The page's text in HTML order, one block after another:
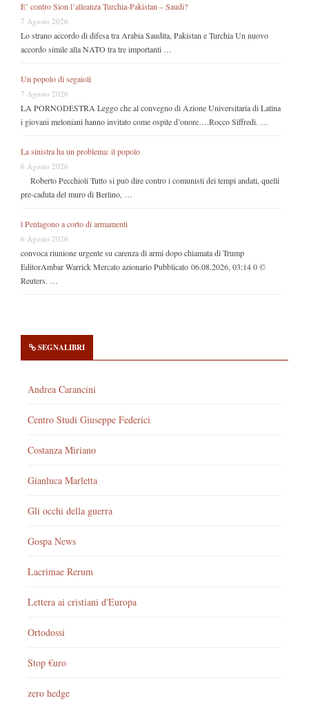
E’ contro Sion l’alleanza Turchia-Pakistan – Saudi?
7 Agosto 2026
Lo strano accordo di difesa tra Arabia Saudita, Pakistan e Turchia Un nuovo
accordo simile alla NATO tra tre importanti …
Un popolo di segaioli
7 Agosto 2026
LA PORNODESTRA Leggo che al convegno di Azione Universitaria di Latina
i giovani meloniani hanno invitato come ospite d’onore….Rocco Siffredi. …
La sinistra ha un problema: il popolo
6 Agosto 2026
Roberto Pecchioli Tutto si può dire contro i comunisti dei tempi andati, quelli
pre-caduta del muro di Berlino, …
l Pentagono a corto di armamenti
6 Agosto 2026
convoca riunione urgente su carenza di armi dopo chiamata di Trump
EditorAmbar Warrick Mercato azionario Pubblicato 06.08.2026, 03:14 0 ©
Reuters. …
SEGNALIBRI
Andrea Carancini
Centro Studi Giuseppe Federici
Costanza Miriano
Gianluca Marletta
Gli occhi della guerra
Gospa News
Lacrimae Rerum
Lettera ai cristiani d'Europa
Ortodossi
Stop €uro
zero hedge